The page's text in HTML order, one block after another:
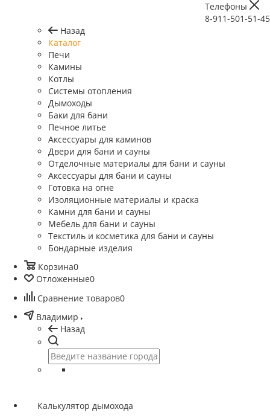
Телефоны
8-911-501-51-45
Назад
Каталог
Печи
Камины
Котлы
Системы отопления
Дымоходы
Баки для бани
Печное литье
Аксессуары для каминов
Двери для бани и сауны
Отделочные материалы для бани и сауны
Аксессуары для бани и сауны
Готовка на огне
Изоляционные материалы и краска
Камни для бани и сауны
Мебель для бани и сауны
Текстиль и косметика для бани и сауны
Бондарные изделия
Корзина0
Отложенные0
Сравнение товаров0
Владимир
Назад
Калькулятор дымохода